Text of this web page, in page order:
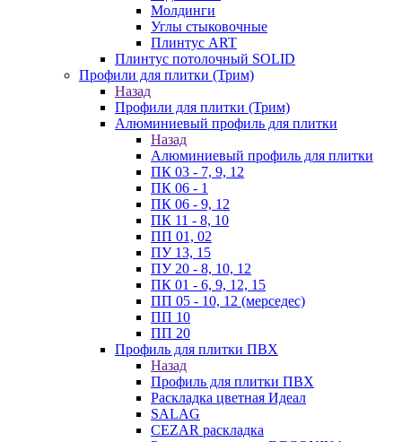
Молдинги
Углы стыковочные
Плинтус ART
Плинтус потолочный SOLID
Профили для плитки (Трим)
Назад
Профили для плитки (Трим)
Алюминиевый профиль для плитки
Назад
Алюминиевый профиль для плитки
ПК 03 - 7, 9, 12
ПК 06 - 1
ПК 06 - 9, 12
ПК 11 - 8, 10
ПП 01, 02
ПУ 13, 15
ПУ 20 - 8, 10, 12
ПК 01 - 6, 9, 12, 15
ПП 05 - 10, 12 (мерседес)
ПП 10
ПП 20
Профиль для плитки ПВХ
Назад
Профиль для плитки ПВХ
Раскладка цветная Идеал
SALAG
CEZAR раскладка